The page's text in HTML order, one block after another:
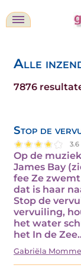
Alle
7876
Stop de
Op de
James Bay
fee Ze
dat is haar
Stop de
vervuiling,
het water
het In de
Gabriëla